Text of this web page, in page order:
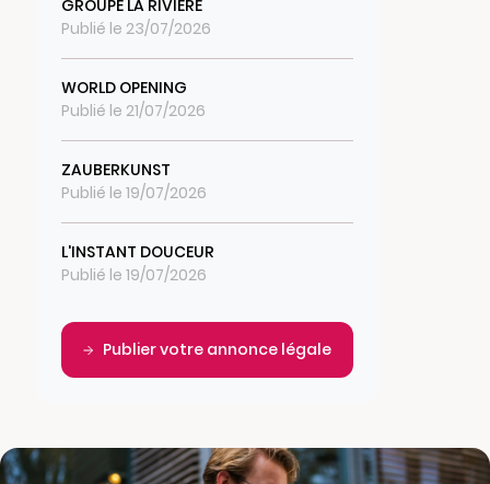
GROUPE LA RIVIERE
Publié le 23/07/2026
WORLD OPENING
Publié le 21/07/2026
ZAUBERKUNST
Publié le 19/07/2026
L'INSTANT DOUCEUR
Publié le 19/07/2026
Publier votre annonce légale